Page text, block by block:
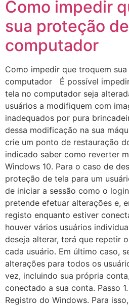
Como impedir
sua proteção
computador
Como impedir que troquem
computador É possível
tela no computador seja
usuários a modifiquem com
inadequados por pura
dessa modificação na sua
crie um ponto de restauração
indicado saber como reverter
Windows 10. Para o caso de
proteção de tela para um
de iniciar a sessão como o
pretende efetuar alterações e,
registo enquanto estiver
houver vários usuários
deseja alterar, terá que repetir
cada usuário. Em último caso,
alterações para todos os
vez, incluindo sua própria
conectado a sua conta. Passo
Registro do Windows. Para